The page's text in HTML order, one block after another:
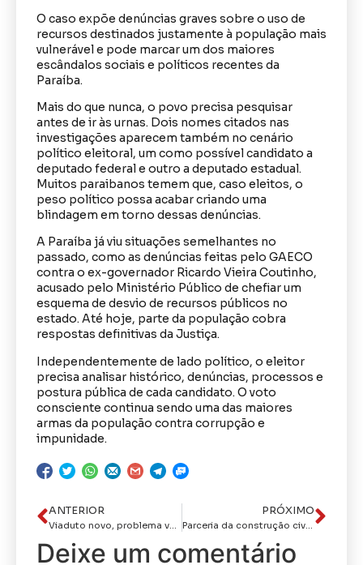
O caso expõe denúncias graves sobre o uso de
recursos destinados justamente à população mais
vulnerável e pode marcar um dos maiores
escândalos sociais e políticos recentes da
Paraíba.
Mais do que nunca, o povo precisa pesquisar
antes de ir às urnas. Dois nomes citados nas
investigações aparecem também no cenário
político eleitoral, um como possível candidato a
deputado federal e outro a deputado estadual.
Muitos paraibanos temem que, caso eleitos, o
peso político possa acabar criando uma
blindagem em torno dessas denúncias.
A Paraíba já viu situações semelhantes no
passado, como as denúncias feitas pelo GAECO
contra o ex-governador Ricardo Vieira Coutinho,
acusado pelo Ministério Público de chefiar um
esquema de desvio de recursos públicos no
estado. Até hoje, parte da população cobra
respostas definitivas da Justiça.
Independentemente de lado político, o eleitor
precisa analisar histórico, denúncias, processos e
postura pública de cada candidato. O voto
consciente continua sendo uma das maiores
armas da população contra corrupção e
impunidade.
ANTERIOR
Viaduto novo, problema velho: obra milionária já apresenta sinais de desgaste em João Pessoa
PRÓXIMO
Parceria da construção civilLeo Bezerra inicia distribuição de equipamentos domésticos para famílias afetadas pelas chuvas em João Pessoa
Deixe um comentário